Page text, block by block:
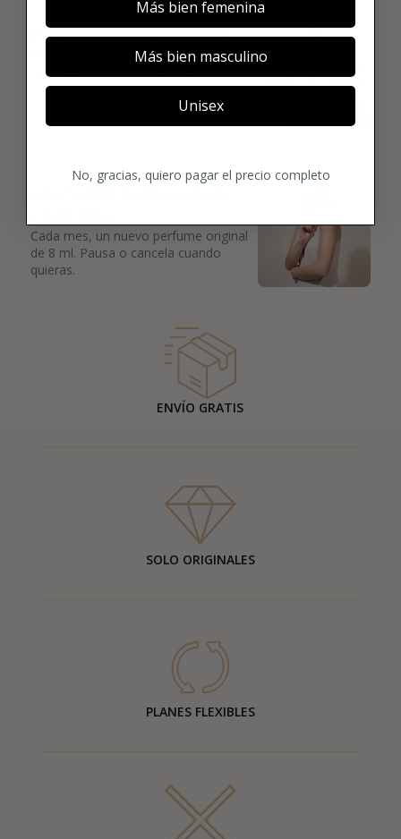
02
ELIGE TU PRIMER AROMA
Elige tu favorito. Tu primer perfume de
lujo se enviará justo después de la
compra.
03
Cada mes, un nuevo perfume original
de 8 ml. Pausa o cancela cuando
quieras.
ENVÍO GRATIS
SOLO ORIGINALES
PLANES FLEXIBLES
Más bien femenina
Más bien masculino
Unisex
No, gracias, quiero pagar el precio completo